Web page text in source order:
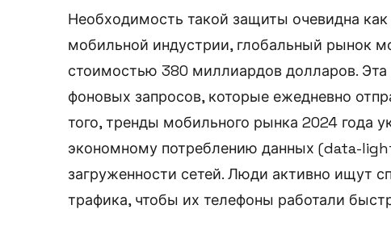
Необходимость такой защиты очевидна
мобильной индустрии, глобальный рынок
стоимостью 380 миллиардов долларов.
фоновых запросов, которые ежедневно
того, тренды мобильного рынка 2024 года
экономному потреблению данных (data-
загруженности сетей. Люди активно ищут
трафика, чтобы их телефоны работали